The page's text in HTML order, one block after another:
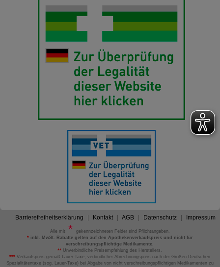
Barrierefreiheitserklärung Kontakt AGB Datenschutz Impressum
Alle mit
gekennzeichneten Felder sind Pflichtangaben.
*inkl. MwSt. Rabatte gelten auf den Apothekenverkaufspreis und nicht für
verschreibungspflichtige Medikamente.
** Unverbindliche Preisempfehlung des Herstellers.
*** Verkaufspreis gemäß Lauer-Taxe; verbindlicher Abrechnungspreis nach der Großen Deutschen
Spezialitätentaxe (sog. Lauer-Taxe) bei Abgabe von nicht verschreibungspflichtigen Medikamenten zu